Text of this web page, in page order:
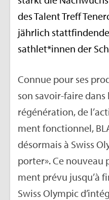
des Talent Treff
jährlich
sath­let*innen der
Connue pour ses
son savoir-faire dans
régé­né­ra­tion, de
ment fonc­tion­nel,
désor­mais à Swiss
por­ter». Ce
ment prévu jus­qu’à
Swiss Olym­pic